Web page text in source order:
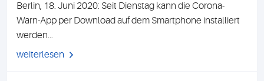
Berlin, 18. Juni 2020: Seit Dienstag kann die Corona-
Warn-App per Download auf dem Smartphone installiert
werden...
weiterlesen